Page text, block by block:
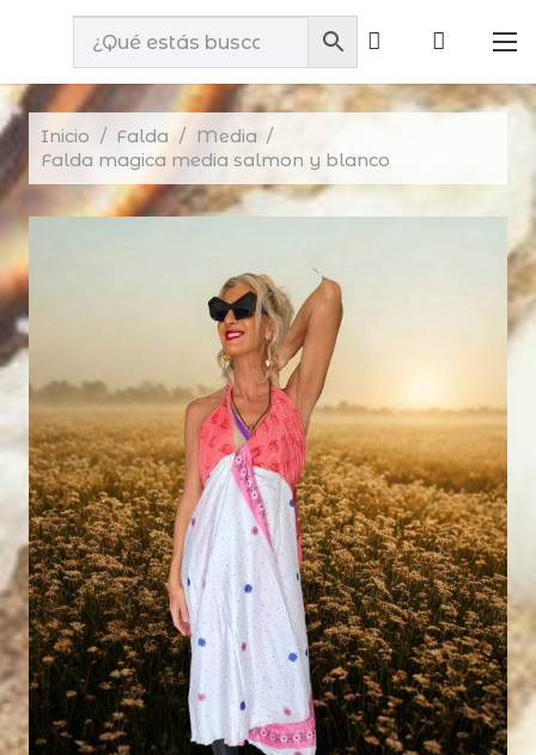
Inicio / Falda / Media /
Falda magica media salmon y blanco